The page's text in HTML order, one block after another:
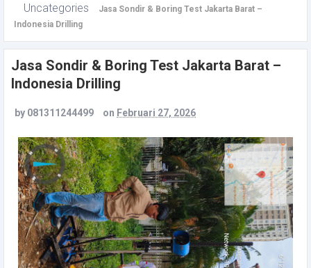
Uncategories
Jasa Sondir & Boring Test Jakarta Barat –
Indonesia Drilling
Jasa Sondir & Boring Test Jakarta Barat –
Indonesia Drilling
by 081311244499 on Februari 27, 2026